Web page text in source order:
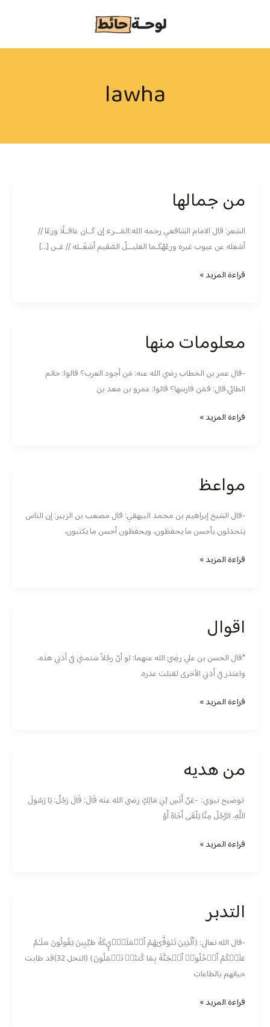
lawha
من جمالها
الشعر: قال الامام الشافعي رحمه الله:المَـــرء إن كَــان عاقــلًا ورعًا //
أشغله عن عيوب غيره ورعُهْكَـما العَليـــلُ السّقيم أشغَــله // عَــن […]
من
جمالها
قراءة المزيد »
معلومات منها
-قال عمر بن الخطاب رضي الله عنه: مَن أجود العرب؟ قالوا: حاتم
الطائي.قال: فمَن فارسها؟ قالوا: عمرو بن معد بن
معلومات
قراءة المزيد »
مواعظ
-قال الشيخ إبراهيم بن محمد البيهقي: قال مصعب بن الزبير: إن الناس
يتحدثون بأحسن ما يحفظون، ويحفظون أحسن ما يكتبون،
مواعظ
قراءة المزيد »
اقوال
*قال الحسن بن علي رضِيَ الله عنهما: لو أنّ رجُلاً شتمني في أذني هذه،
واعتذر في أذني الأخرى لقبلت عذره.
اقوال
قراءة المزيد »
من هديه
توضيح نبوي: -عَنْ أَنَسِ بْنِ مَالِكٍ رضي الله عنه قَالَ: قَالَ رَجُلٌ: يَا رَسُولَ
اللَّهِ، الرَّجُلُ مِنَّا يَلْقَى أَخَاهُ أَوْ
من
هديه
قراءة المزيد »
التدبر
-قال الله تعالى: ﴿ٱلَّذِینَ تَتَوَفَّىٰهُمُ ٱلۡمَلَـٰۤىِٕكَةُ طَیِّبِینَ یَقُولُونَ سَلَـٰمٌ
عَلَیۡكُمُ ٱدۡخُلُوا۟ ٱلۡجَنَّةَ بِمَا كُنتُمۡ تَعۡمَلُونَ﴾ (النحل 32)قد ‏طابت
حياتهم بالطاعات
التدبر
قراءة المزيد »